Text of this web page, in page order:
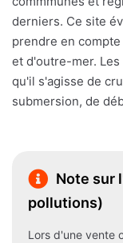
derniers. Ce site
prendre en
et d'outre-mer.
qu'il s'agisse de
submersion, de
Note sur
pollutions)
Lors d'une vente